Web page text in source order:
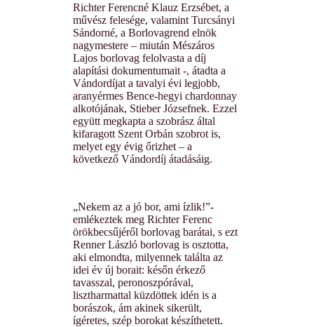
Richter Ferencné Klauz Erzsébet, a
művész felesége, valamint Turcsányi
Sándorné, a Borlovagrend elnök
nagymestere – miután Mészáros
Lajos borlovag felolvasta a díj
alapítási dokumentumait -, átadta a
Vándordíjat a tavalyi évi legjobb,
aranyérmes Bence-hegyi chardonnay
alkotójának, Stieber Józsefnek. Ezzel
együtt megkapta a szobrász által
kifaragott Szent Orbán szobrot is,
melyet egy évig őrizhet – a
következő Vándordíj átadásáig.
„Nekem az a jó bor, ami ízlik!”-
emlékeztek meg Richter Ferenc
örökbecsűjéről borlovag barátai, s ezt
Renner László borlovag is osztotta,
aki elmondta, milyennek találta az
idei év új borait: későn érkező
tavasszal, peronoszpórával,
lisztharmattal küzdöttek idén is a
borászok, ám akinek sikerült,
ígéretes, szép borokat készíthetett.